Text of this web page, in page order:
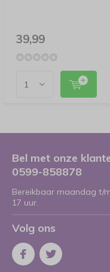
39,99
Bel met onze
0599-858878
Bereikbaar maandag t/
17 uur.
Volg ons